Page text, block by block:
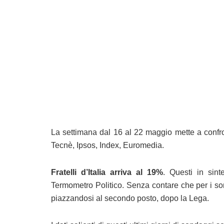
La settimana dal 16 al 22 maggio mette a
Tecnè, Ipsos, Index, Euromedia.
Fratelli d’Italia arriva al 19%. Questi in
Termometro Politico. Senza contare che per i
piazzandosi al secondo posto, dopo la Lega.